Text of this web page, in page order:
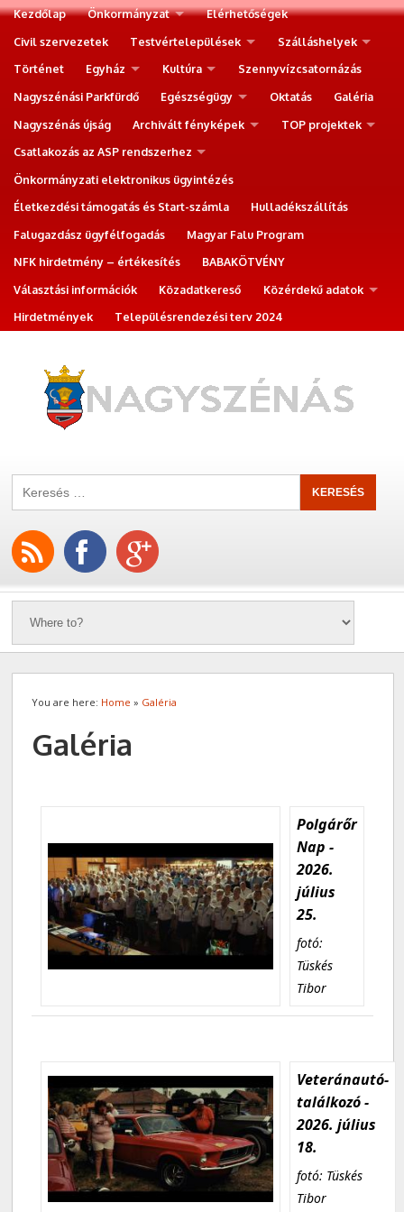
Kezdőlap Önkormányzat
Elérhetőségek
Civil szervezetek
Testvértelepülések
Szálláshelyek
Történet
Egyház Kultúra
Szennyvízcsatornázás
Nagyszénási Parkfürdő
Egészségügy Oktatás
Galéria
Nagyszénás újság
Archivált fényképek
TOP projektek
Csatlakozás az ASP rendszerhez
Önkormányzati elektronikus ügyintézés
Életkezdési támogatás és Start-számla
Hulladékszállítás
Falugazdász ügyfélfogadás
Magyar Falu Program
NFK hirdetmény – értékesítés
BABAKÖTVÉNY
Választási információk
Közadatkereső
Közérdekű adatok
Hirdetmények
Településrendezési terv 2024
You are here: Home » Galéria
Galéria
Polgárőr
Nap -
2026.
július
25.
fotó:
Tüskés
Tibor
Veteránautó-
találkozó -
2026. július
18.
fotó: Tüskés
Tibor